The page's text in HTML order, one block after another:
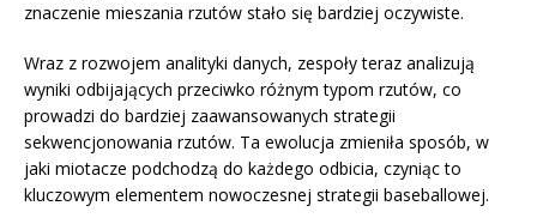
znaczenie mieszania rzutów stało się bardziej oczywiste.
Wraz z rozwojem analityki danych, zespoły teraz analizują
wyniki odbijających przeciwko różnym typom rzutów, co
prowadzi do bardziej zaawansowanych strategii
sekwencjonowania rzutów. Ta ewolucja zmieniła sposób, w
jaki miotacze podchodzą do każdego odbicia, czyniąc to
kluczowym elementem nowoczesnej strategii baseballowej.